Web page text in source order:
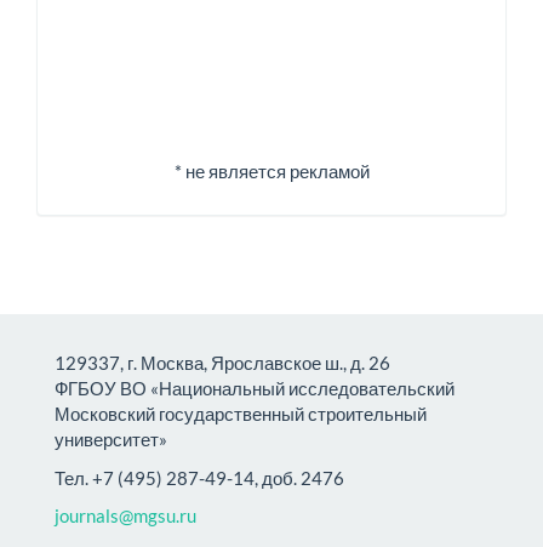
* не является рекламой
129337, г. Москва, Ярославское ш., д. 26
ФГБОУ ВО «Национальный исследовательский
Московский государственный строительный
университет»
Тел. +7 (495) 287-49-14, доб. 2476
journals@mgsu.ru